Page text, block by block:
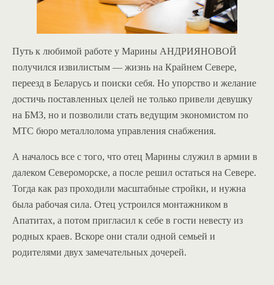
Путь к любимой работе у Марины АНДРИЯНОВОЙ
получился извилистым — жизнь на Крайнем Севере,
переезд в Беларусь и поиски себя. Но упорство и желание
достичь поставленных целей не только привели девушку
на БМЗ, но и позволили стать ведущим экономистом по
МТС бюро металлолома управления снабжения.
А началось все с того, что отец Марины служил в армии в
далеком Североморске, а после решил остаться на Севере.
Тогда как раз проходили масштабные стройки, и нужна
была рабочая сила. Отец устроился монтажником в
Апатитах, а потом пригласил к себе в гости невесту из
родных краев. Вскоре они стали одной семьей и
родителями двух замечательных дочерей.